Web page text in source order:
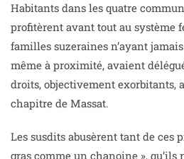
Habitants dans les quatre
profitèrent avant tout au système
familles suzeraines n’ayant
même à proximité, avaient
droits, objectivement exorbitants,
chapitre de Massat.
Les susdits abusèrent tant de ces
gras comme un chanoine »,